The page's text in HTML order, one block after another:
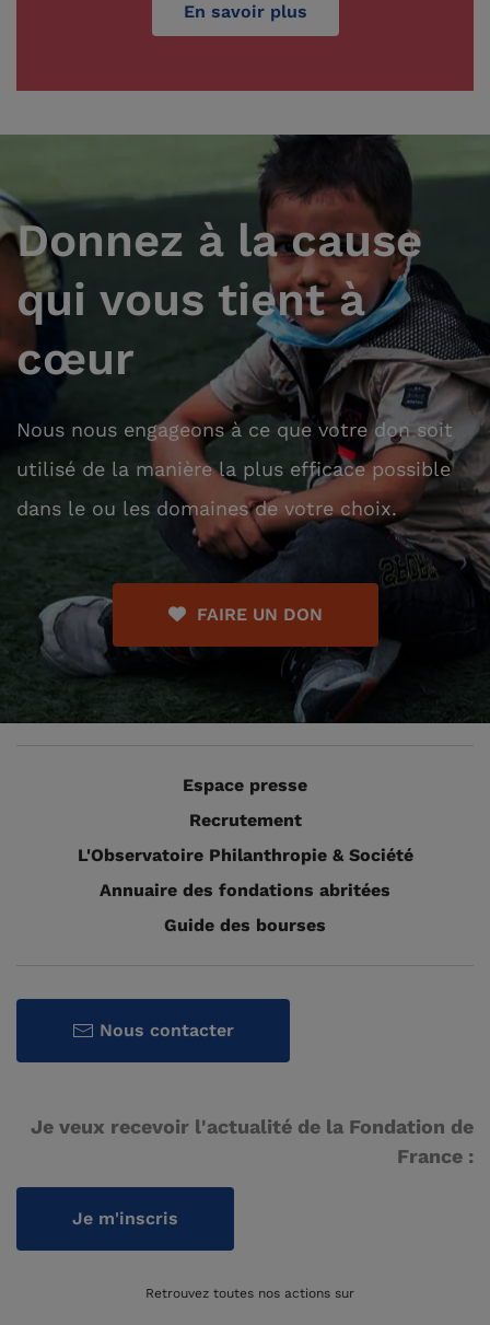
En savoir plus
Donnez à la cause
qui vous tient à
cœur
Nous nous engageons à ce que votre don soit
utilisé de la manière la plus efficace possible
dans le ou les domaines de votre choix.
FAIRE UN DON
Espace presse
Recrutement
L'Observatoire Philanthropie & Société
Annuaire des fondations abritées
Guide des bourses
Nous contacter
Je veux recevoir l'actualité de la Fondation de
France :
Je m'inscris
Retrouvez toutes nos actions sur